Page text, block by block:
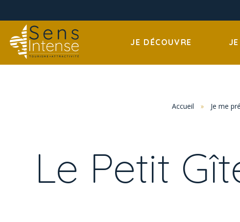
JE DÉCOUVRE
Accueil » Je me
Le Petit